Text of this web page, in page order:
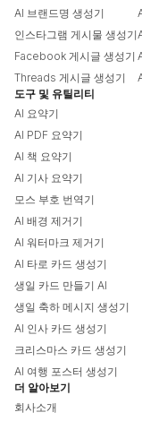
AI 브랜드명 생성기
인스타그램 게시물 생성기
Facebook 게시글 생성기
Threads 게시글 생성기
도구 및 유틸리티
AI 요약기
AI PDF 요약기
AI 책 요약기
AI 기사 요약기
모스 부호 번역기
AI 배경 제거기
AI 워터마크 제거기
AI 타로 카드 생성기
생일 카드 만들기 AI
생일 축하 메시지 생성기
AI 인사 카드 생성기
크리스마스 카드 생성기
AI 여행 포스터 생성기
더 알아보기
회사소개